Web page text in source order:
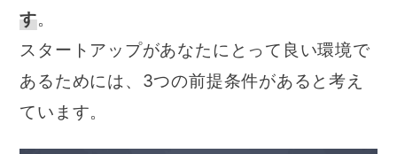
す。
スタートアップがあなたにとって良い環境で
あるためには、3つの前提条件があると考え
ています。